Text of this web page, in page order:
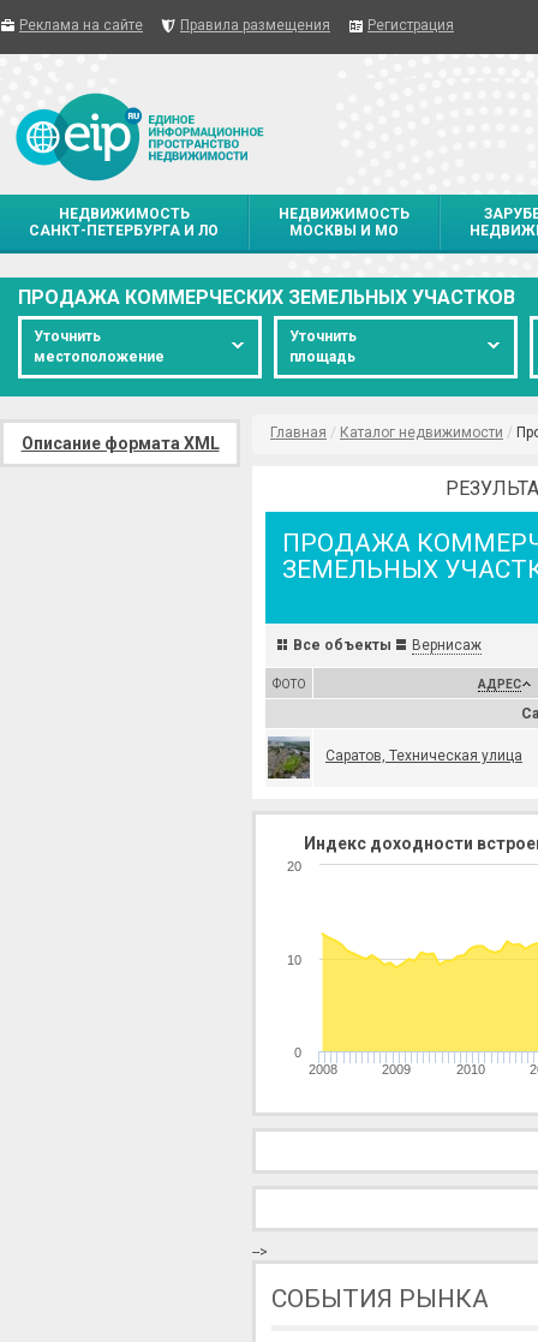
Реклама на сайте Правила размещения Регистрация
НЕДВИЖИМОСТЬ
САНКТ-ПЕТЕРБУРГА И ЛО
НЕДВИЖИМОСТЬ
МОСКВЫ И МО
ПРОДАЖА КОММЕРЧЕСКИХ ЗЕМЕЛЬНЫХ УЧАСТКОВ
Уточнить
местоположение
Уточнить
площадь
Описание формата XML
Главная / Каталог недвижимости /
ПРОДАЖА
ЗЕМЕЛЬНЫХ
Все объекты Вернисаж
ФОТО АДРЕС
Саратов, Техническая улица
Индекс доходности
2008 2009 2010
0
10
20
-->
СОБЫТИЯ РЫНКА